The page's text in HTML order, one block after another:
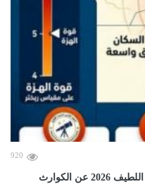
920
بعد زلزال مصر اليوم.. توقعات ليلى عبد اللطيف 2026 عن الكوارث